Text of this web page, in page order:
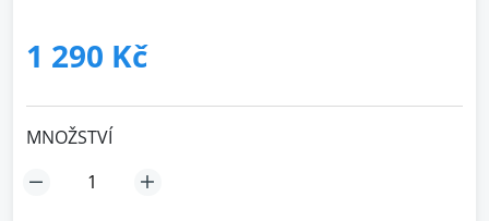
1 290 Kč
MNOŽSTVÍ